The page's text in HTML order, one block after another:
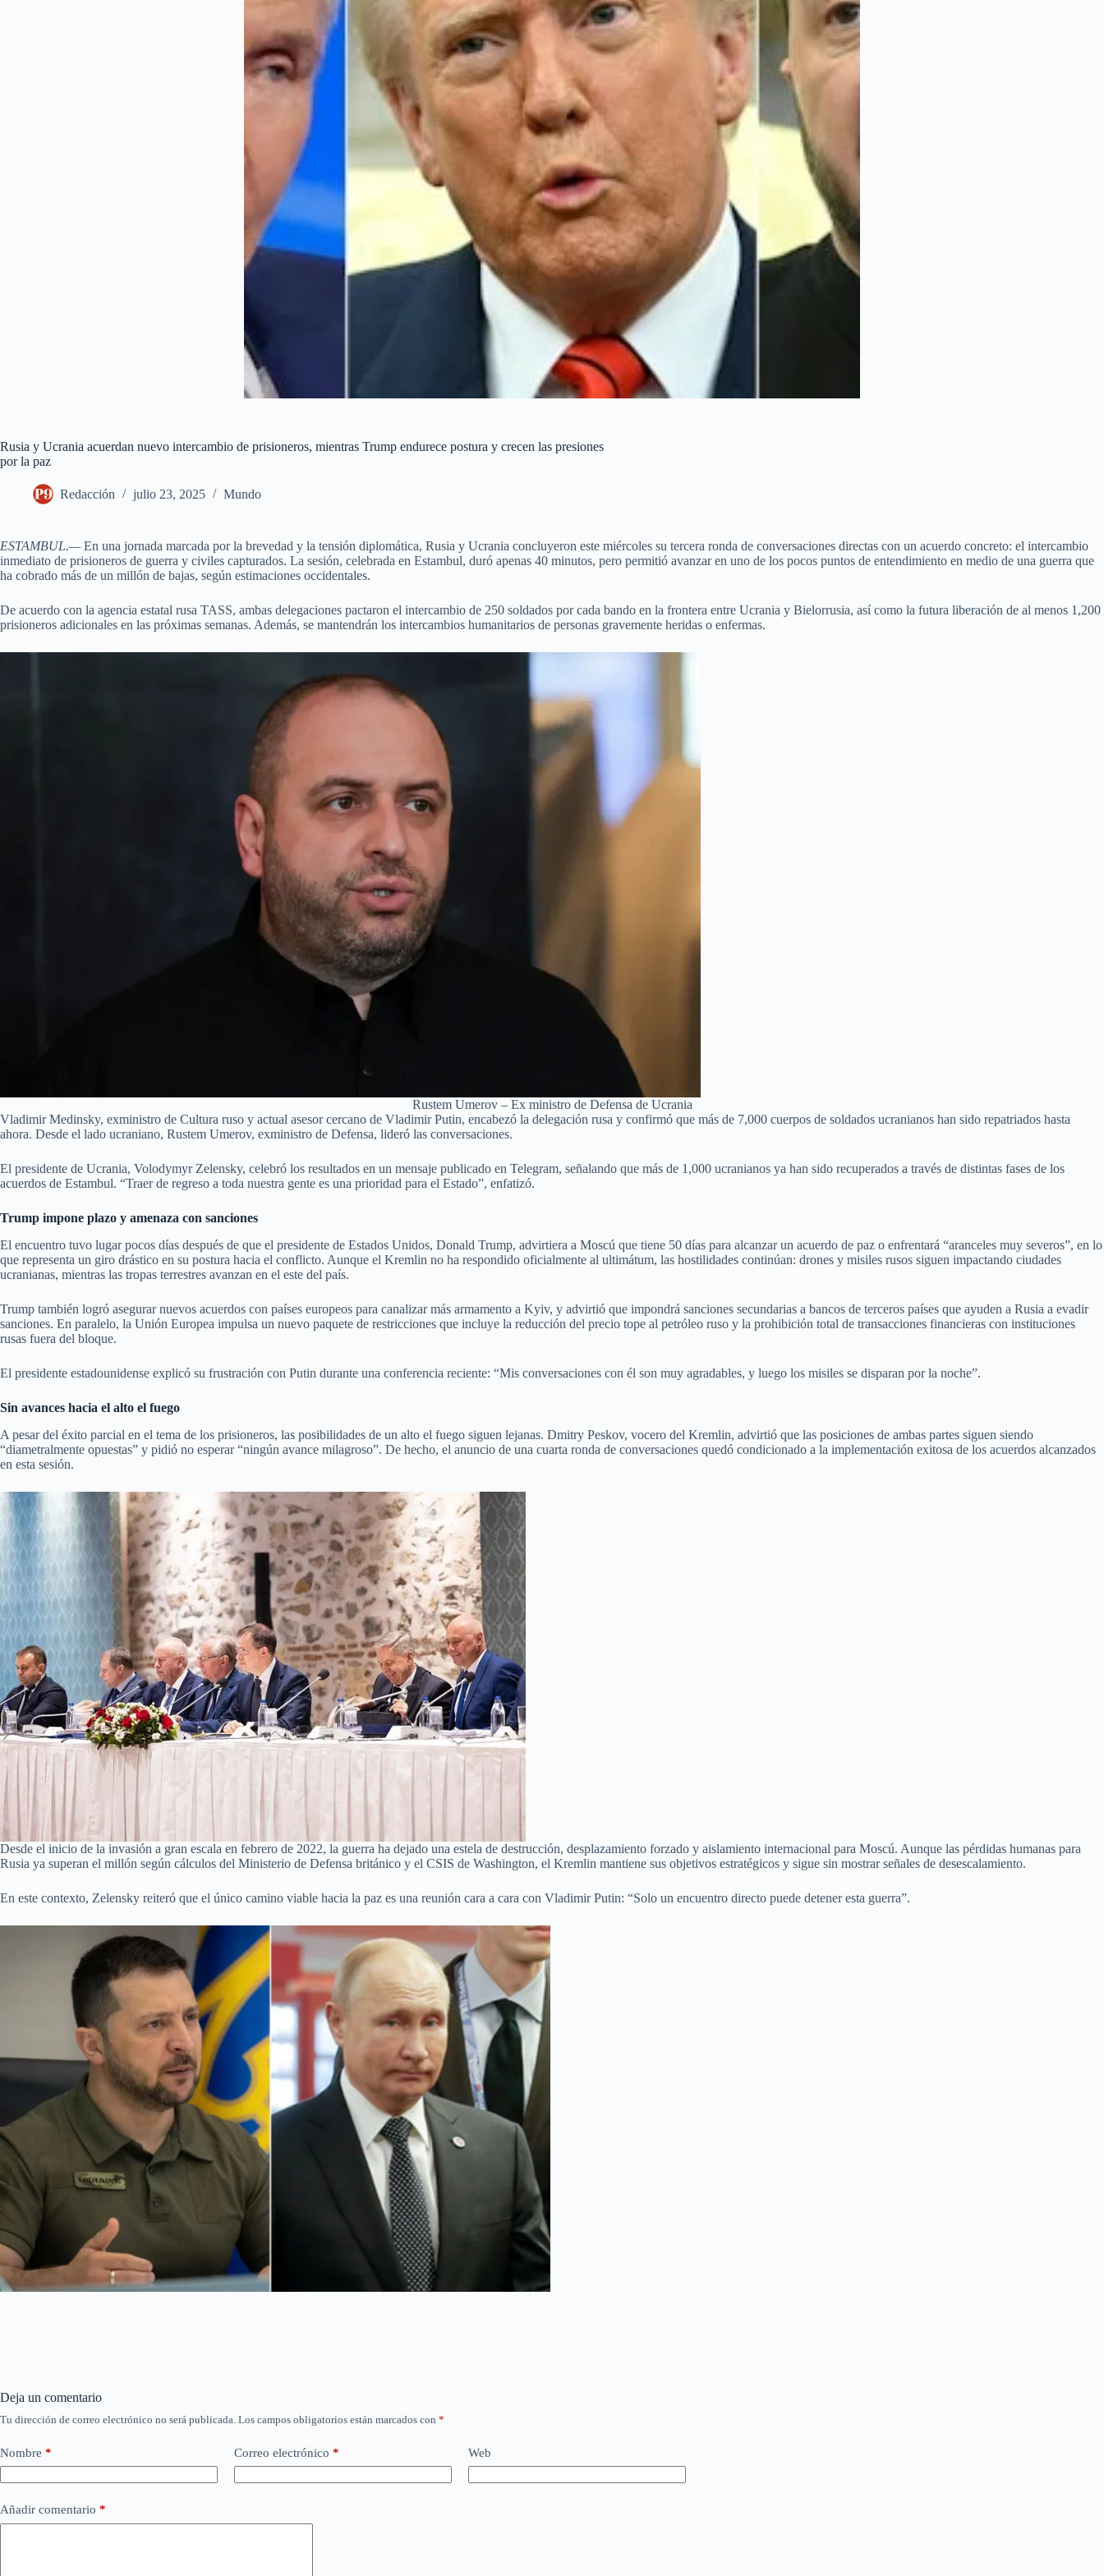
Rusia y Ucrania acuerdan nuevo intercambio de prisioneros, mientras Trump endurece postura y crecen las presiones
por la paz
Redacción julio 23, 2025 Mundo
ESTAMBUL.—En una jornada marcada por la brevedad y la tensión diplomática, Rusia y Ucrania concluyeron este miércoles su tercera ronda de conversaciones directas con un acuerdo concreto: el intercambio
inmediato de prisioneros de guerra y civiles capturados. La sesión, celebrada en Estambul, duró apenas 40 minutos, pero permitió avanzar en uno de los pocos puntos de entendimiento en medio de una guerra que
ha cobrado más de un millón de bajas, según estimaciones occidentales.
De acuerdo con la agencia estatal rusa TASS, ambas delegaciones pactaron el intercambio de 250 soldados por cada bando en la frontera entre Ucrania y Bielorrusia, así como la futura liberación de al menos 1,200
prisioneros adicionales en las próximas semanas. Además, se mantendrán los intercambios humanitarios de personas gravemente heridas o enfermas.
Rustem Umerov – Ex ministro de Defensa de Ucrania
Vladimir Medinsky, exministro de Cultura ruso y actual asesor cercano de Vladimir Putin, encabezó la delegación rusa y confirmó que más de 7,000 cuerpos de soldados ucranianos han sido repatriados hasta
ahora. Desde el lado ucraniano, Rustem Umerov, exministro de Defensa, lideró las conversaciones.
El presidente de Ucrania, Volodymyr Zelensky, celebró los resultados en un mensaje publicado en Telegram, señalando que más de 1,000 ucranianos ya han sido recuperados a través de distintas fases de los
acuerdos de Estambul. “Traer de regreso a toda nuestra gente es una prioridad para el Estado”, enfatizó.
Trump impone plazo y amenaza con sanciones
El encuentro tuvo lugar pocos días después de que el presidente de Estados Unidos, Donald Trump, advirtiera a Moscú que tiene 50 días para alcanzar un acuerdo de paz o enfrentará “aranceles muy severos”, en lo
que representa un giro drástico en su postura hacia el conflicto. Aunque el Kremlin no ha respondido oficialmente al ultimátum, las hostilidades continúan: drones y misiles rusos siguen impactando ciudades
ucranianas, mientras las tropas terrestres avanzan en el este del país.
Trump también logró asegurar nuevos acuerdos con países europeos para canalizar más armamento a Kyiv, y advirtió que impondrá sanciones secundarias a bancos de terceros países que ayuden a Rusia a evadir
sanciones. En paralelo, la Unión Europea impulsa un nuevo paquete de restricciones que incluye la reducción del precio tope al petróleo ruso y la prohibición total de transacciones financieras con instituciones
rusas fuera del bloque.
El presidente estadounidense explicó su frustración con Putin durante una conferencia reciente: “Mis conversaciones con él son muy agradables, y luego los misiles se disparan por la noche”.
Sin avances hacia el alto el fuego
A pesar del éxito parcial en el tema de los prisioneros, las posibilidades de un alto el fuego siguen lejanas. Dmitry Peskov, vocero del Kremlin, advirtió que las posiciones de ambas partes siguen siendo
“diametralmente opuestas” y pidió no esperar “ningún avance milagroso”. De hecho, el anuncio de una cuarta ronda de conversaciones quedó condicionado a la implementación exitosa de los acuerdos alcanzados
en esta sesión.
Desde el inicio de la invasión a gran escala en febrero de 2022, la guerra ha dejado una estela de destrucción, desplazamiento forzado y aislamiento internacional para Moscú. Aunque las pérdidas humanas para
Rusia ya superan el millón según cálculos del Ministerio de Defensa británico y el CSIS de Washington, el Kremlin mantiene sus objetivos estratégicos y sigue sin mostrar señales de desescalamiento.
En este contexto, Zelensky reiteró que el único camino viable hacia la paz es una reunión cara a cara con Vladimir Putin: “Solo un encuentro directo puede detener esta guerra”.
Deja un comentario
Tu dirección de correo electrónico no será publicada. Los campos obligatorios están marcados con *
Nombre * Correo electrónico * Web
Añadir comentario *